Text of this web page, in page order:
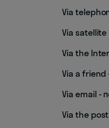
Via
Via satellite
Via the
Via a friend
Via email -
Via the